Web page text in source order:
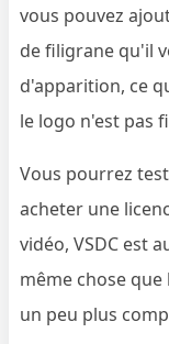
vous pouvez
de filigrane qu'il
d'apparition, ce
le logo n'est pas
Vous pourrez
acheter une
vidéo, VSDC est
même chose
un peu plus